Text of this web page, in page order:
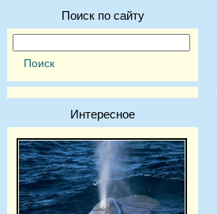
Поиск по сайту
Интересное